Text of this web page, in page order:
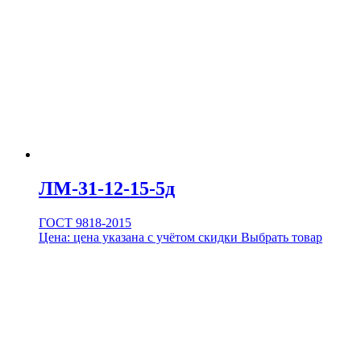
ЛМ-31-12-15-5д
ГОСТ 9818-2015
Цена: цена указана с учётом скидки Выбрать товар